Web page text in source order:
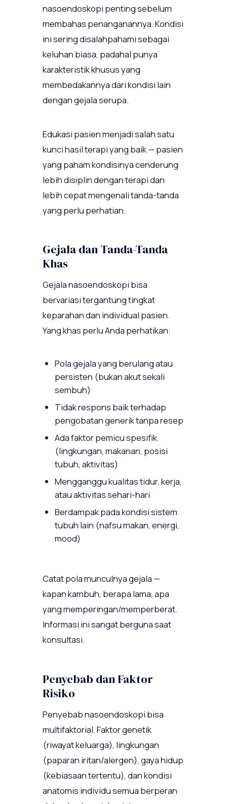
nasoendoskopi penting sebelum
membahas penanganannya. Kondisi
ini sering disalahpahami sebagai
keluhan biasa, padahal punya
karakteristik khusus yang
membedakannya dari kondisi lain
dengan gejala serupa.
Edukasi pasien menjadi salah satu
kunci hasil terapi yang baik — pasien
yang paham kondisinya cenderung
lebih disiplin dengan terapi dan
lebih cepat mengenali tanda-tanda
yang perlu perhatian.
Gejala dan Tanda-Tanda
Khas
Gejala nasoendoskopi bisa
bervariasi tergantung tingkat
keparahan dan individual pasien.
Yang khas perlu Anda perhatikan:
Pola gejala yang berulang atau
persisten (bukan akut sekali
sembuh)
Tidak respons baik terhadap
pengobatan generik tanpa resep
Ada faktor pemicu spesifik
(lingkungan, makanan, posisi
tubuh, aktivitas)
Mengganggu kualitas tidur, kerja,
atau aktivitas sehari-hari
Berdampak pada kondisi sistem
tubuh lain (nafsu makan, energi,
mood)
Catat pola munculnya gejala —
kapan kambuh, berapa lama, apa
yang memperingan/memperberat.
Informasi ini sangat berguna saat
konsultasi.
Penyebab dan Faktor
Risiko
Penyebab nasoendoskopi bisa
multifaktorial. Faktor genetik
(riwayat keluarga), lingkungan
(paparan iritan/alergen), gaya hidup
(kebiasaan tertentu), dan kondisi
anatomis individu semua berperan